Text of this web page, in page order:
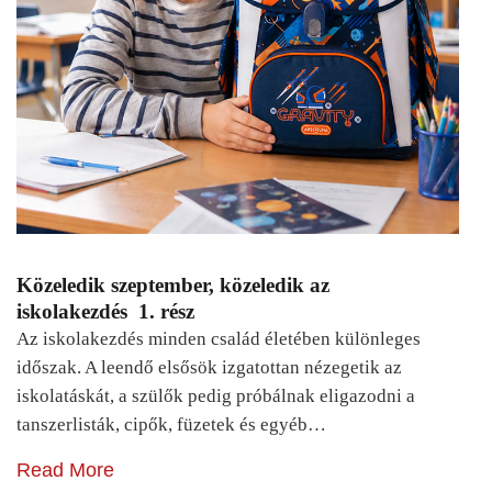
Közeledik szeptember, közeledik az
iskolakezdés 1. rész
Az iskolakezdés minden család életében különleges
időszak. A leendő elsősök izgatottan nézegetik az
iskolatáskát, a szülők pedig próbálnak eligazodni a
tanszerlisták, cipők, füzetek és egyéb…
Read More